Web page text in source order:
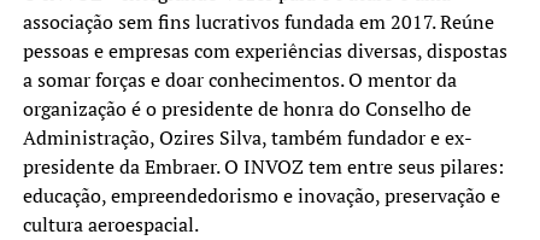
associação sem fins lucrativos fundada em 2017. Reúne
pessoas e empresas com experiências diversas, dispostas
a somar forças e doar conhecimentos. O mentor da
organização é o presidente de honra do Conselho de
Administração, Ozires Silva, também fundador e ex-
presidente da Embraer. O INVOZ tem entre seus pilares:
educação, empreendedorismo e inovação, preservação e
cultura aeroespacial.